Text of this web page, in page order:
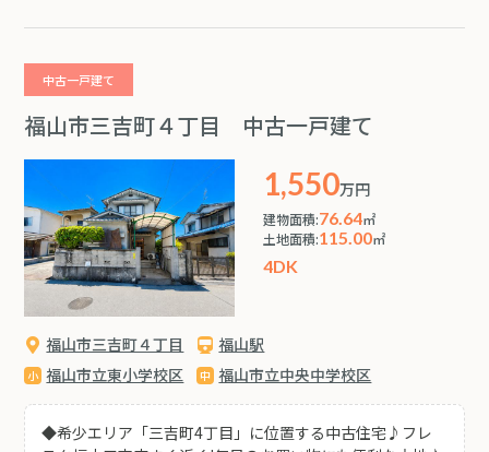
ても最適です。 ◆縁側から情緒ある庭園を望む和室は、客
られます。 ◆現在はシャッター付きガレージに加え、お庭
の一部を整備することで駐車スペースをさらに増設できる
ゆとりがあります ◆ライフスタイルに合わせたリノベーシ
ョンプランのご提案も承ります(^^)
中古一戸建て
福山市三吉町４丁目 中古一戸建て
1,550万円
建物面積:76.64㎡
土地面積:115.00㎡
4DK
福山市三吉町４丁目
福山駅
福山市立東小学校区
福山市立中央中学校区
◆希少エリア「三吉町4丁目」に位置する中古住宅♪フレ